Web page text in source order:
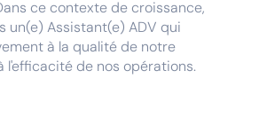
ce contexte de croissance,
un(e) Assistant(e) ADV qui
à la qualité de notre
l'efficacité de nos opérations.